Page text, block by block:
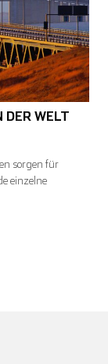
DER WELT
sorgen für
einzelne